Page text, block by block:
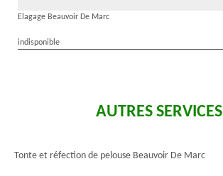
Elagage Beauvoir De Marc
indisponible
AUTRES SERVICES
Tonte et réfection de pelouse Beauvoir De Marc